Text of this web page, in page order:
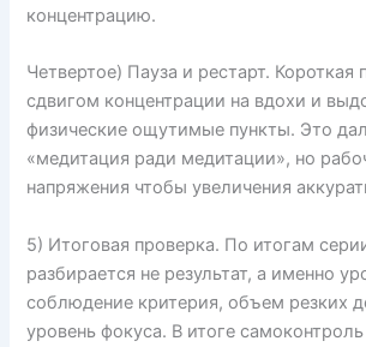
концентрацию.
Четвертое) Пауза и рестарт. Короткая
сдвигом концентрации на вдохи и
физические ощутимые пункты. Это
«медитация ради медитации», но
напряжения чтобы увеличения
5) Итоговая проверка. По итогам
разбирается не результат, а именно
соблюдение критерия, объем резких
уровень фокуса. В итоге самоконтроль